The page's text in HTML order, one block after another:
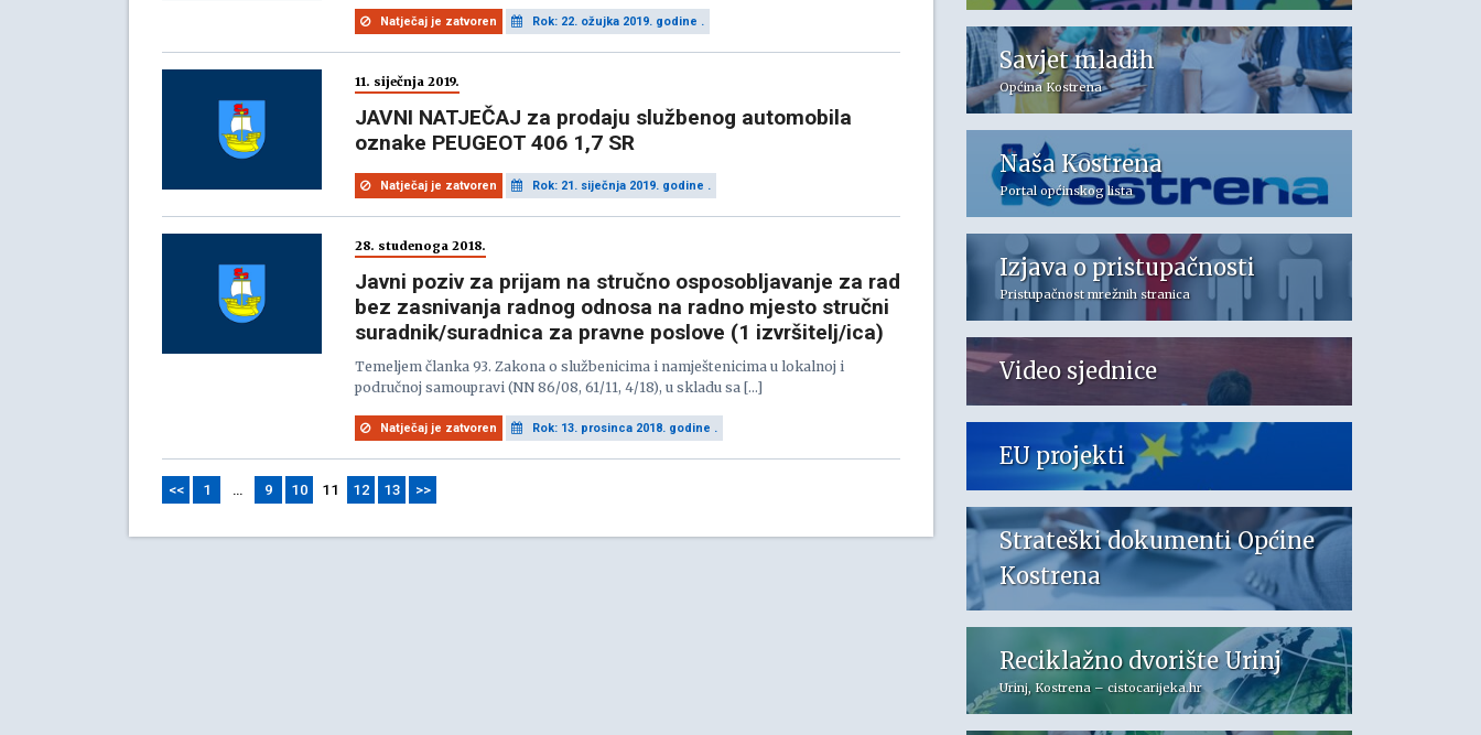
Natječaj je zatvoren Rok: 22. ožujka 2019. godine .
11. siječnja 2019.
JAVNI NATJEČAJ za prodaju službenog automobila
oznake PEUGEOT 406 1,7 SR
Natječaj je zatvoren Rok: 21. siječnja 2019. godine .
28. studenoga 2018.
Javni poziv za prijam na stručno osposobljavanje za rad
bez zasnivanja radnog odnosa na radno mjesto stručni
suradnik/suradnica za pravne poslove (1 izvršitelj/ica)
Temeljem članka 93. Zakona o službenicima i namještenicima u lokalnoj i
područnoj samoupravi (NN 86/08, 61/11, 4/18), u skladu sa […]
Natječaj je zatvoren Rok: 13. prosinca 2018. godine .
<< 1 … 9 10 11 12 13 >>
Savjet mladih
Općina Kostrena
Naša Kostrena
Portal općinskog lista
Izjava o pristupačnosti
Pristupačnost mrežnih stranica
Video sjednice
EU projekti
Strateški dokumenti Općine
Kostrena
Reciklažno dvorište Urinj
Urinj, Kostrena – cistocarijeka.hr